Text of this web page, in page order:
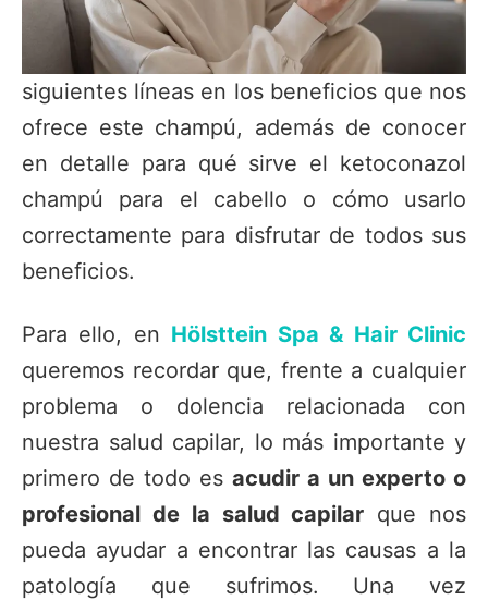
siguientes líneas en los beneficios que nos
ofrece este champú, además de conocer
en detalle para qué sirve el ketoconazol
champú para el cabello o cómo usarlo
correctamente para disfrutar de todos sus
beneficios.
Para ello, en Hölsttein Spa & Hair Clinic
queremos recordar que, frente a cualquier
problema o dolencia relacionada con
nuestra salud capilar, lo más importante y
primero de todo es acudir a un experto o
profesional de la salud capilar que nos
pueda ayudar a encontrar las causas a la
patología que sufrimos. Una vez